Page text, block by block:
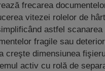
frecarea
vitezei rolelor de
astfel scanarea
fragile sau
creşte dimensiunea
activ cu rolă de